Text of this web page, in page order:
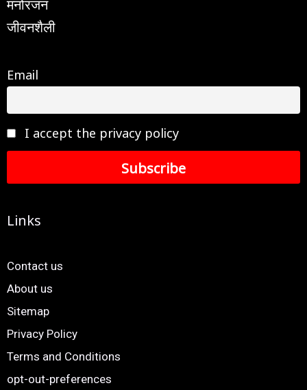
जीवनशैली
Email
I accept the privacy policy
Links
Contact us
About us
Sitemap
Privacy Policy
Terms and Conditions
opt-out-preferences